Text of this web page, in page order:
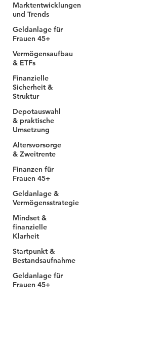
Marktentwicklungen
und Trends
Geldanlage für
Frauen 45+
Vermögensaufbau
& ETFs
Finanzielle
Sicherheit &
Struktur
Depotauswahl
& praktische
Umsetzung
Altersvorsorge
& Zweitrente
Finanzen für
Frauen 45+
Geldanlage &
Vermögensstrategie
Mindset &
finanzielle
Klarheit
Startpunkt &
Bestandsaufnahme
Geldanlage für
Frauen 45+